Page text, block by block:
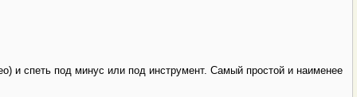
и спеть под минус или под инструмент. Самый простой и наименее